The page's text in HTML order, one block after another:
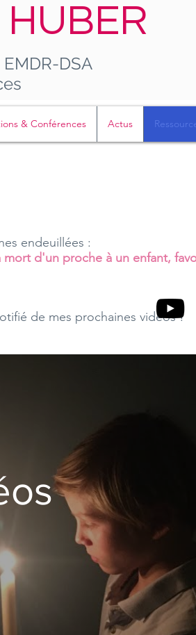
DSA
& Conférences Actus
endeuillées :
d'un proche à un enfant,
de mes prochaines vidéos !